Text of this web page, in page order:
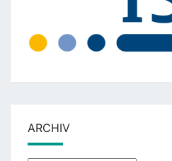
ARCHIV